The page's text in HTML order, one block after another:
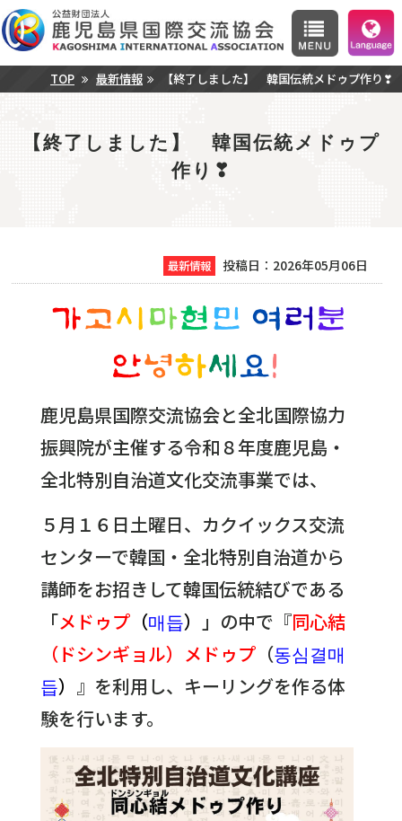
TOP 最新情報 【終了しました】 韓国伝統メドゥプ作り❣
【終了しました】 韓国伝統メドゥプ
作り❣
最新情報 投稿日：2026年05月06日
鹿児島県国際交流協会と全北国際協力
振興院が主催する令和８年度鹿児島・
全北特別自治道文化交流事業では、
５月１６日土曜日、カクイックス交流
センターで韓国・全北特別自治道から
講師をお招きして韓国伝統結びである
「メドゥプ （매듭） 」の中で『同心結
（ドシンギョル）メドゥプ （동심결매
듭） 』を利用し、キーリングを作る体
験を行います。